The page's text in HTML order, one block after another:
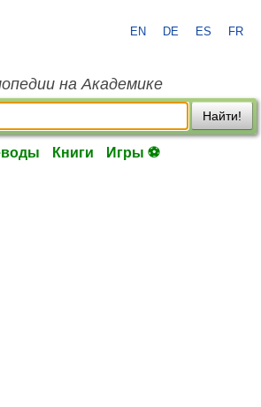
EN DE ES FR
на Академике
Найти!
Книги Игры ⚽